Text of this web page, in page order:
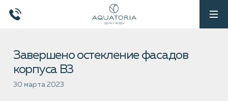
Завершено остекление фасадов
корпуса В3
30 марта 2023